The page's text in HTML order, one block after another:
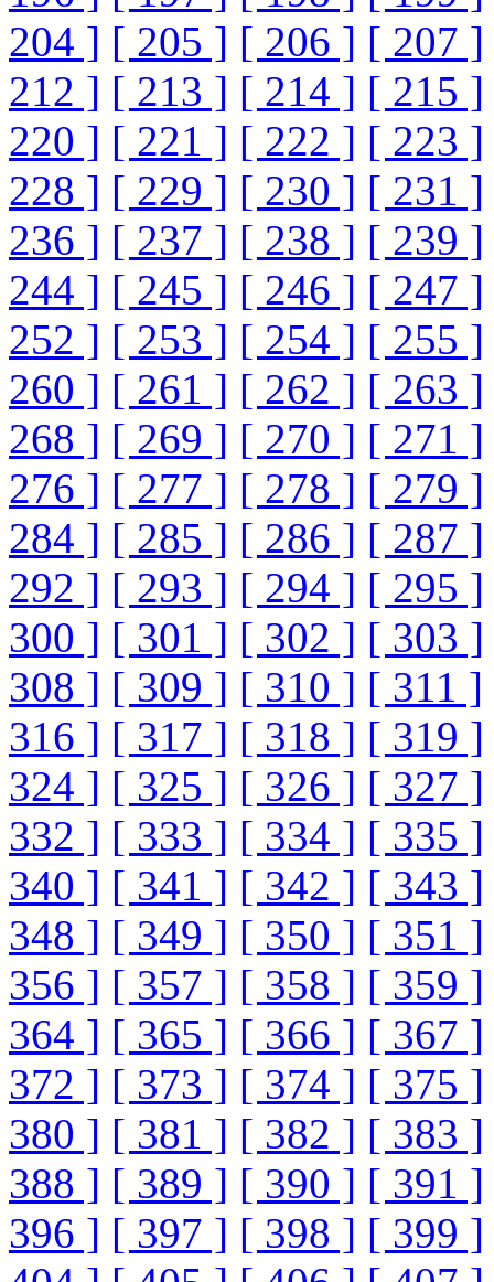
204 ] [ 205 ] [ 206 ] [ 207 ]
212 ] [ 213 ] [ 214 ] [ 215 ]
220 ] [ 221 ] [ 222 ] [ 223 ]
228 ] [ 229 ] [ 230 ] [ 231 ]
236 ] [ 237 ] [ 238 ] [ 239 ]
244 ] [ 245 ] [ 246 ] [ 247 ]
252 ] [ 253 ] [ 254 ] [ 255 ]
260 ] [ 261 ] [ 262 ] [ 263 ]
268 ] [ 269 ] [ 270 ] [ 271 ]
276 ] [ 277 ] [ 278 ] [ 279 ]
284 ] [ 285 ] [ 286 ] [ 287 ]
292 ] [ 293 ] [ 294 ] [ 295 ]
300 ] [ 301 ] [ 302 ] [ 303 ]
308 ] [ 309 ] [ 310 ] [ 311 ]
316 ] [ 317 ] [ 318 ] [ 319 ]
324 ] [ 325 ] [ 326 ] [ 327 ]
332 ] [ 333 ] [ 334 ] [ 335 ]
340 ] [ 341 ] [ 342 ] [ 343 ]
348 ] [ 349 ] [ 350 ] [ 351 ]
356 ] [ 357 ] [ 358 ] [ 359 ]
364 ] [ 365 ] [ 366 ] [ 367 ]
372 ] [ 373 ] [ 374 ] [ 375 ]
380 ] [ 381 ] [ 382 ] [ 383 ]
388 ] [ 389 ] [ 390 ] [ 391 ]
396 ] [ 397 ] [ 398 ] [ 399 ]